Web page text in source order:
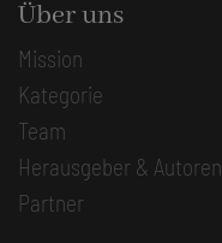
Über uns
Mission
Kategorie
Team
Herausgeber & Autoren
Partner